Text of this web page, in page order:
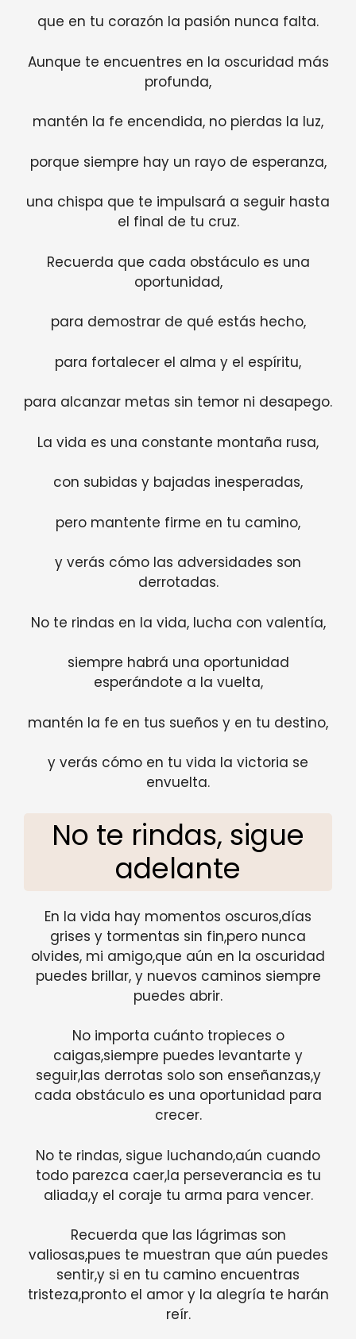
que en tu corazón la pasión nunca falta.
Aunque te encuentres en la oscuridad más
profunda,
mantén la fe encendida, no pierdas la luz,
porque siempre hay un rayo de esperanza,
una chispa que te impulsará a seguir hasta
el final de tu cruz.
Recuerda que cada obstáculo es una
oportunidad,
para demostrar de qué estás hecho,
para fortalecer el alma y el espíritu,
para alcanzar metas sin temor ni desapego.
La vida es una constante montaña rusa,
con subidas y bajadas inesperadas,
pero mantente firme en tu camino,
y verás cómo las adversidades son
derrotadas.
No te rindas en la vida, lucha con valentía,
siempre habrá una oportunidad
esperándote a la vuelta,
mantén la fe en tus sueños y en tu destino,
y verás cómo en tu vida la victoria se
envuelta.
No te rindas, sigue
adelante
En la vida hay momentos oscuros,días
grises y tormentas sin fin,pero nunca
olvides, mi amigo,que aún en la oscuridad
puedes brillar, y nuevos caminos siempre
puedes abrir.
No importa cuánto tropieces o
caigas,siempre puedes levantarte y
seguir,las derrotas solo son enseñanzas,y
cada obstáculo es una oportunidad para
crecer.
No te rindas, sigue luchando,aún cuando
todo parezca caer,la perseverancia es tu
aliada,y el coraje tu arma para vencer.
Recuerda que las lágrimas son
valiosas,pues te muestran que aún puedes
sentir,y si en tu camino encuentras
tristeza,pronto el amor y la alegría te harán
reír.